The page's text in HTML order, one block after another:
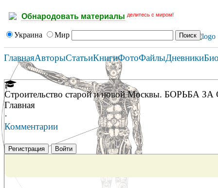
Обнародовать материалы делитесь с миром!
Украина Мир
ГлавнаяАвторыСтатьиКнигиФотоФайлыДневники
Строительство старой и новой Москвы.
Главная
·
Комментарии
Регистрация Войти